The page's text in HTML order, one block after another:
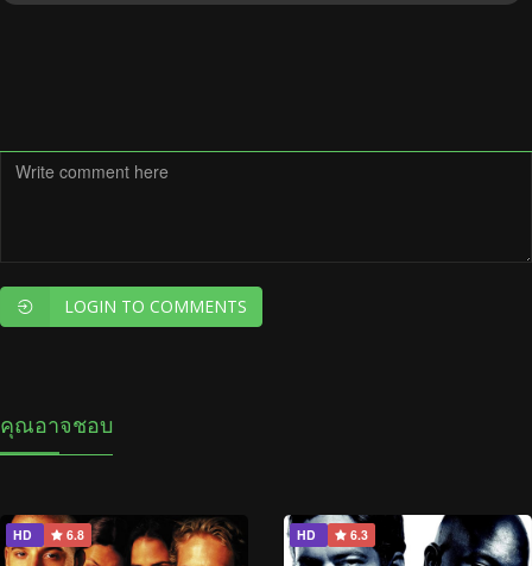
LOGIN TO COMMENTS
คุณอาจชอบ
HD 6.8 HD 6.3